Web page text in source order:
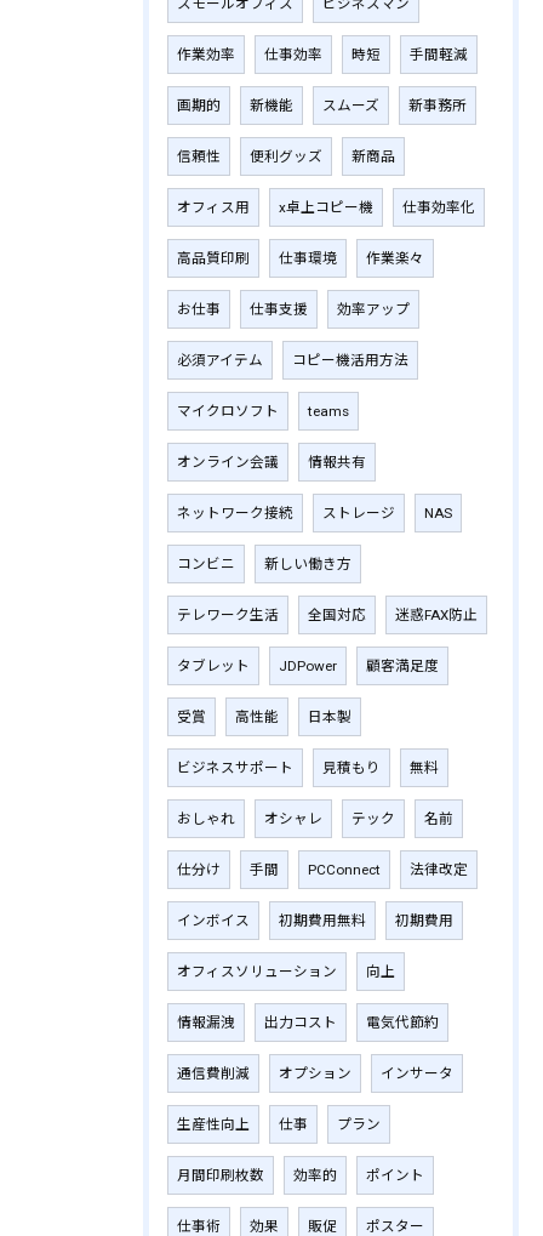
作業効率 仕事効率 時短 手間軽減
画期的 新機能 スムーズ 新事務所
信頼性 便利グッズ 新商品
オフィス用 x卓上コピー機 仕事効率化
高品質印刷 仕事環境 作業楽々
お仕事 仕事支援 効率アップ
必須アイテム コピー機活用方法
マイクロソフト teams
オンライン会議 情報共有
ネットワーク接続 ストレージ NAS
コンビニ 新しい働き方
テレワーク生活 全国対応 迷惑FAX防止
タブレット JDPower 顧客満足度
受賞 高性能 日本製
ビジネスサポート 見積もり 無料
おしゃれ オシャレ テック 名前
仕分け 手間 PCConnect 法律改定
インボイス 初期費用無料 初期費用
オフィスソリューション 向上
情報漏洩 出力コスト 電気代節約
通信費削減 オプション インサータ
生産性向上 仕事 プラン
月間印刷枚数 効率的 ポイント
仕事術 効果 販促 ポスター